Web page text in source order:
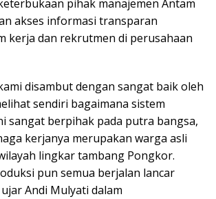
pihak manajemen Antam
akses informasi transparan
kerja dan rekrutmen di perusahaan
disambut dengan sangat baik oleh
sendiri bagaimana sistem
sangat berpihak pada putra bangsa,
kerjanya merupakan warga asli
lingkar tambang Pongkor.
pun semua berjalan lancar
Andi Mulyati dalam